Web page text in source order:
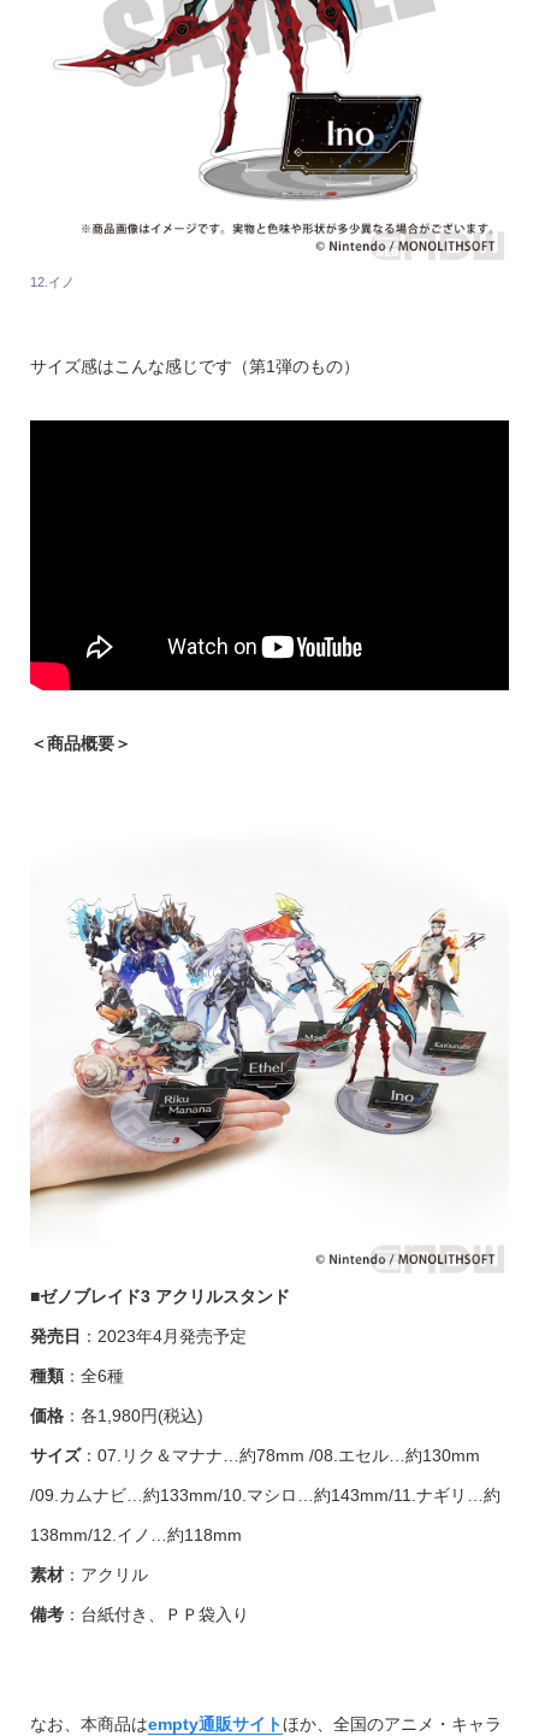
12.イノ
サイズ感はこんな感じです（第1弾のもの）
＜商品概要＞
■ゼノブレイド3 アクリルスタンド
発売日 ：2023年4月発売予定
種類：全6種
価格：各1,980円(税込)
サイズ：07.リク＆マナナ…約78mm /08.エセル…約130mm
/09.カムナビ…約133mm/10.マシロ…約143mm/11.ナギリ…約
138mm/12.イノ…約118mm
素材：アクリル
備考：台紙付き、ＰＰ袋入り
なお、本商品はempty通販サイトほか、全国のアニメ・キャラ